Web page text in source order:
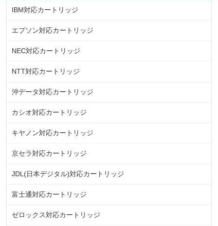
IBM対応カートリッジ
エプソン対応カートリッジ
NEC対応カートリッジ
NTT対応カートリッジ
沖データ対応カートリッジ
カシオ対応カートリッジ
キヤノン対応カートリッジ
京セラ対応カートリッジ
JDL(日本デジタル)対応カートリッジ
富士通対応カートリッジ
ゼロックス対応カートリッジ